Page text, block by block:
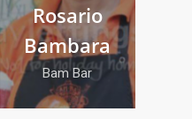
Rosario
Bambara
Bam Bar